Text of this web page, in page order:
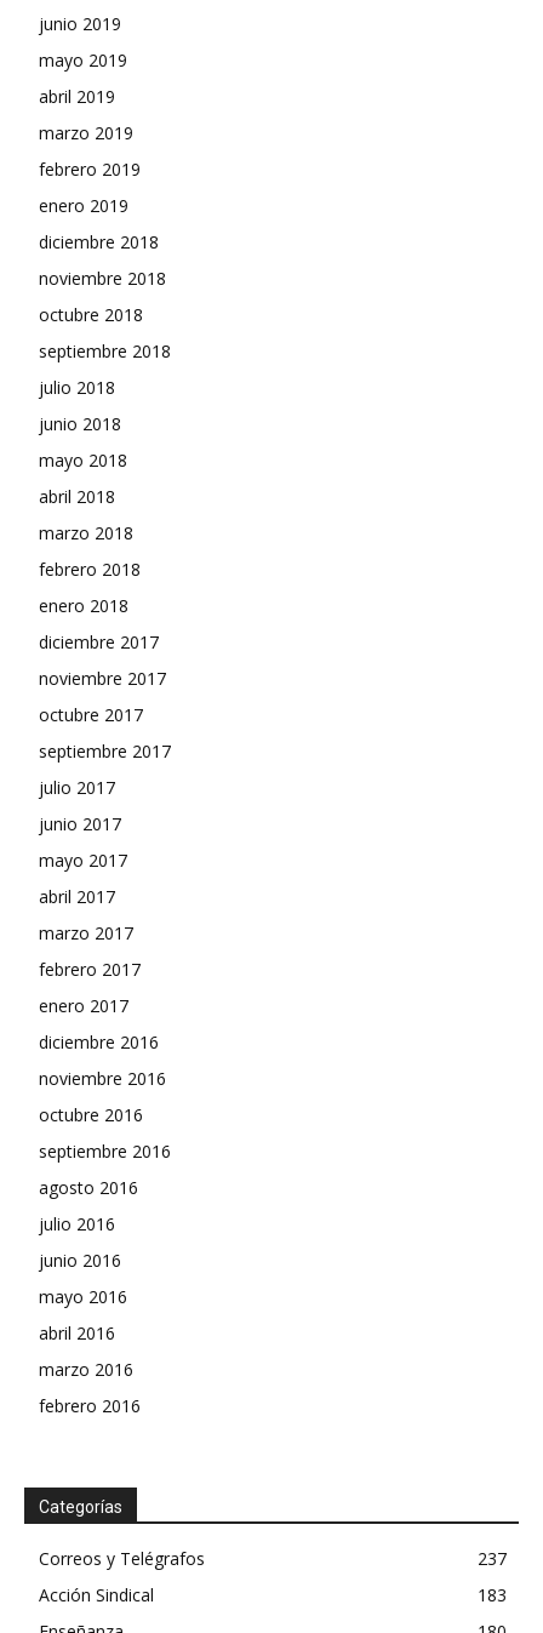
junio 2019
mayo 2019
abril 2019
marzo 2019
febrero 2019
enero 2019
diciembre 2018
noviembre 2018
octubre 2018
septiembre 2018
julio 2018
junio 2018
mayo 2018
abril 2018
marzo 2018
febrero 2018
enero 2018
diciembre 2017
noviembre 2017
octubre 2017
septiembre 2017
julio 2017
junio 2017
mayo 2017
abril 2017
marzo 2017
febrero 2017
enero 2017
diciembre 2016
noviembre 2016
octubre 2016
septiembre 2016
agosto 2016
julio 2016
junio 2016
mayo 2016
abril 2016
marzo 2016
febrero 2016
Categorías
Correos y Telégrafos
237
Acción Sindical
183